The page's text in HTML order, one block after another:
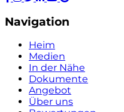
Navigation
Heim
Medien
In der Nähe
Dokumente
Angebot
Über uns